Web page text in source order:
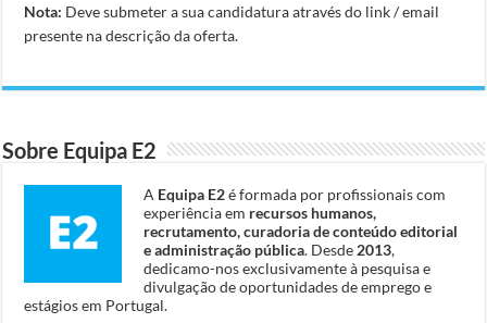
Nota: Deve submeter a sua candidatura através do link / email
presente na descrição da oferta.
Sobre Equipa E2
A Equipa E2é formada por profissionais com
experiência em recursos humanos,
recrutamento, curadoria de conteúdo editorial
e administração pública. Desde 2013,
dedicamo-nos exclusivamente à pesquisa e
divulgação de oportunidades de emprego e
estágios em Portugal.